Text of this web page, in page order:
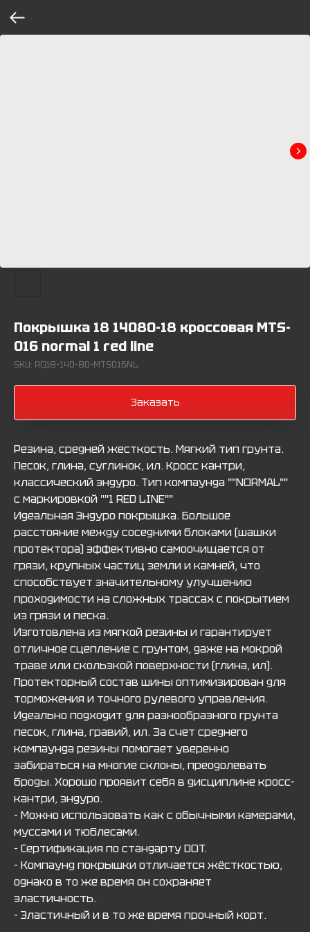
Покрышка 18 14080-18 кроссовая MTS-
016 normal 1 red line
SKU: RQ18-140-80-MTS016NL
Заказать
Резина, средней жесткость. Мягкий тип грунта.
Песок, глина, суглинок, ил. Кросс кантри,
классический эндуро. Тип компаунда ""NORMAL""
с маркировкой ""1 RED LINE""
Идеальная Эндуро покрышка. Большое
расстояние между соседними блоками (шашки
протектора) эффективно самоочищается от
грязи, крупных частиц земли и камней, что
способствует значительному улучшению
проходимости на сложных трассах с покрытием
из грязи и песка.
Изготовлена из мягкой резины и гарантирует
отличное сцепление с грунтом, даже на мокрой
траве или скользкой поверхности (глина, ил).
Протекторный состав шины оптимизирован для
торможения и точного рулевого управления.
Идеально подходит для разнообразного грунта
песок, глина, гравий, ил. За счет среднего
компаунда резины помогает уверенно
забираться на многие склоны, преодолевать
броды. Хорошо проявит себя в дисциплине кросс-
кантри, эндуро.
- Можно использовать как с обычными камерами,
муссами и тюблесами.
- Сертификация по стандарту DOT.
- Компаунд покрышки отличается жёсткостью,
однако в то же время он сохраняет
эластичность.
- Эластичный и в то же время прочный корт.